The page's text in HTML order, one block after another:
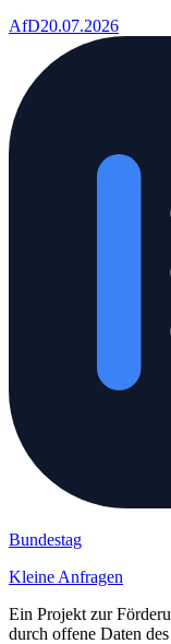
AfD20.07.2026
Bundestag
Kleine Anfragen
Ein Projekt zur
durch offene Daten